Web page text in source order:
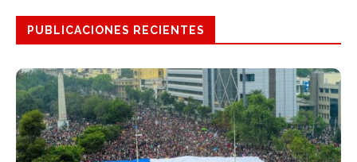
PUBLICACIONES RECIENTES